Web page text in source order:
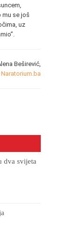
mu se još
uz
Beširević,
Naratorium.ba
dva svijeta